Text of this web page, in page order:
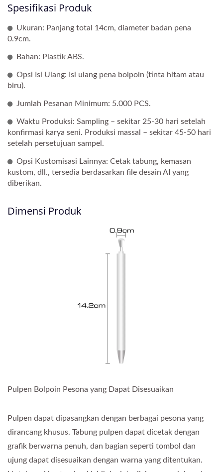
Spesifikasi Produk
Ukuran: Panjang total 14cm, diameter badan pena
0.9cm.
Bahan: Plastik ABS.
Opsi Isi Ulang: Isi ulang pena bolpoin (tinta hitam atau
biru).
Jumlah Pesanan Minimum: 5.000 PCS.
Waktu Produksi: Sampling – sekitar 25-30 hari setelah
konfirmasi karya seni. Produksi massal – sekitar 45-50 hari
setelah persetujuan sampel.
Opsi Kustomisasi Lainnya: Cetak tabung, kemasan
kustom, dll., tersedia berdasarkan file desain AI yang
diberikan.
Dimensi Produk
Pulpen Bolpoin Pesona yang Dapat Disesuaikan
Pulpen dapat dipasangkan dengan berbagai pesona yang
dirancang khusus. Tabung pulpen dapat dicetak dengan
grafik berwarna penuh, dan bagian seperti tombol dan
ujung dapat disesuaikan dengan warna yang ditentukan.